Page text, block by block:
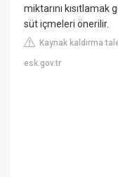
miktarını
süt içmeleri önerilir.
Kaynak kaldırma
esk.gov.tr